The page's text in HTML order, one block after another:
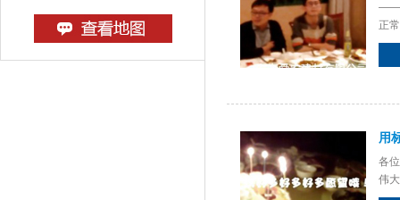
——
正
面
用
各
伟